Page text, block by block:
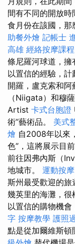
間有不同的開放時
食月份在該國，那
助餐外燴 記帳士
高雄 經絡按摩課程
條尼羅河球道，擁
以置信的經驗，計
開羅，盧克索和阿
（Niigata）和穆
Artist 卡式台胞證
術”藝術品。 美式
燴 自2008年以來
色”，這將展示目
前往因弗內斯（
地城市。 運動按摩
斯州最受歡迎的旅
幾英里的海灘，
以置信的購物機會
字 按摩教學 護照
點是從加爾維斯頓